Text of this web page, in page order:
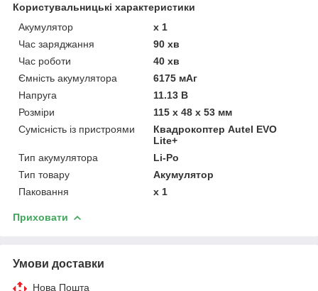
Користувальницькі характеристики
Акумулятор
x 1
Час заряджання
90 хв
Час роботи
40 хв
Ємність акумулятора
6175 мАг
Напруга
11.13 В
Розміри
115 x 48 x 53 мм
Сумісність із пристроями
Квадрокоптер Autel EVO
Lite+
Тип акумулятора
Li-Po
Тип товару
Акумулятор
Паковання
x 1
Приховати
Умови доставки
Нова Пошта